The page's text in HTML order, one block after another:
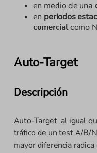
en medio de una
en períodos
comercialcomo
Auto-Target
Descripción
Auto-Target, al igual
tráfico de un test A/B/
mayor diferencia radica